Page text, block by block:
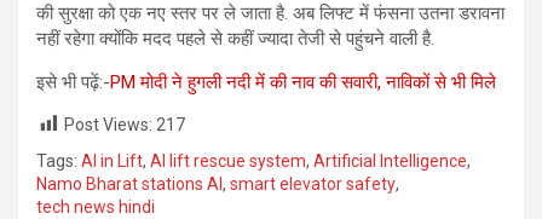
की सुरक्षा को एक नए स्तर पर ले जाता है. अब लिफ्ट में फंसना उतना डरावना
नहीं रहेगा क्योंकि मदद पहले से कहीं ज्यादा तेजी से पहुंचने वाली है.
इसे भी पढ़ें:-PM मोदी ने हुगली नदी में की नाव की सवारी, नाविकों से भी मिले
Post Views: 217
Tags: AI in Lift, AI lift rescue system, Artificial Intelligence,
Namo Bharat stations AI , smart elevator safety,
tech news hindi